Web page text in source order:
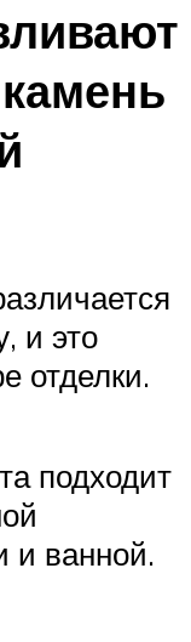
и это
отделки.
подходит
и ванной.